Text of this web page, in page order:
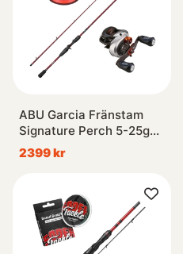
ABU Garcia Fränstam
Signature Perch 5-25g
Baitcasting Combo
2399 kr